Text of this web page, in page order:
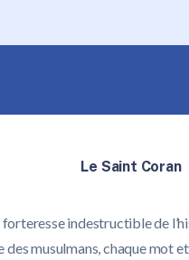
Le Saint Coran
forteresse indestructible de
des musulmans, chaque mot